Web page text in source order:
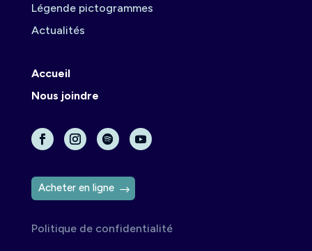
Légende pictogrammes
Actualités
Accueil
Nous joindre
Acheter en ligne
Politique de confidentialité